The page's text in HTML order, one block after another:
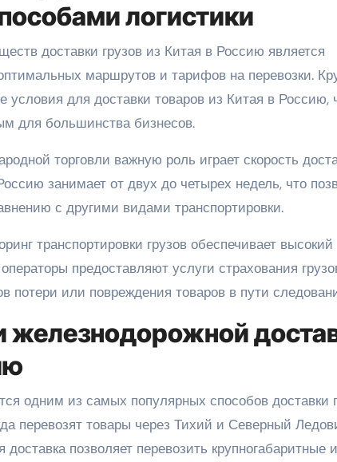
логистики
доставки грузов из Китая в Россию является
маршрутов и тарифов на перевозки.
условия для доставки товаров из Китая в Россию,
для большинства бизнесов.
торговли важную роль играет скорость
занимает от двух до четырех недель, что
с другими видами транспортировки.
транспортировки грузов обеспечивает высокий
предоставляют услуги страхования
потери или повреждения товаров в пути
железнодорожной
одним из самых популярных способов доставки
перевозят товары через Тихий и Северный
позволяет перевозить крупногабаритные и